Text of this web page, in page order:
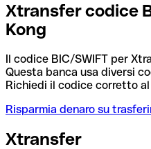
Xtransfer codice
Kong
Il codice BIC/SWIFT per
Questa banca usa diversi
Richiedi il codice corretto
Risparmia denaro su
Xtransfer